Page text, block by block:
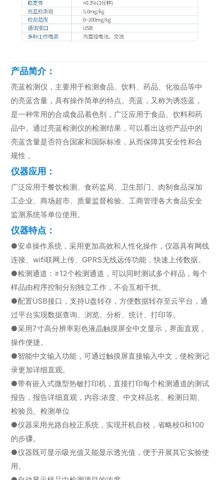
产品简介：
亮蓝检测仪，主要用于检测食品、饮料、药品、化妆品等中
的亮蓝含量，‌具有操作简单的特点。亮蓝，又称为诱惑蓝，
是一种常用的合成食品着色剂，广泛应用于食品、饮料和药
品中。通过亮蓝检测仪的检测结果，可以看出这些产品中的
亮蓝含量是否符合国家和国际标准，从而保障其安全性和合
规性‌ 。
仪器应用：
广泛应用于餐饮检测、食药监局、卫生部门、肉制食品深加
工企业、商场超市、质量监督检验、工商管理各大食品安全
监测系统等单位使用。
仪器特点：
●安卓操作系统，采用更加高效和人性化操作，仪器具有网线
连接、wifi联网上传、GPRS无线远传功能，快速上传数据。
●检测通道：≥12个检测通道，可以同时测试多个样品，每个
样品由程序控制分别独立工作，不会互相干扰。
●配置USB接口，支持U盘转存，方便数据转存至云平台，通
过平台实现数据查询、浏览、分析、统计、打印等。
●采用7寸高分辨率彩色液晶触摸屏全中文显示，界面直观，
操作便捷。
●智能中文输入功能，可通过触摸屏直接输入中文，使检测记
录更加详细直观。
●带有嵌入式微型热敏打印机，直接打印每个检测通道的测试
报告，报告详细直观，内容:浓度、中文样品名、检测日期、
检验员、检测单位
●仪器采用光路自校正系统，实现开机自校，省略校0和100
的步骤。
●仪器既可显示吸光值又能显示透光值，便于开展其它实验使
用。